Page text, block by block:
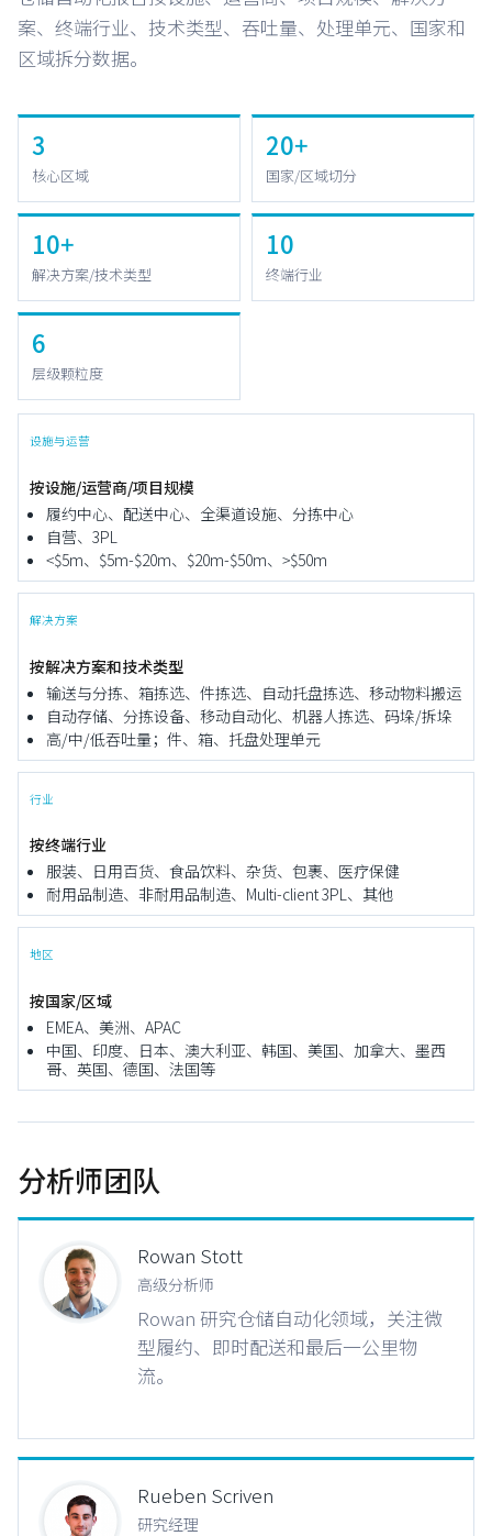
案、终端行业、技术类型、吞吐量、处理单元、国家和
区域拆分数据。
3
核心区域
20+
国家/区域切分
10+
解决方案/技术类型
10
终端行业
6
层级颗粒度
设施与运营
按设施/运营商/项目规模
履约中心、配送中心、全渠道设施、分拣中心
自营、3PL
<$5m、$5m-$20m、$20m-$50m、>$50m
解决方案
按解决方案和技术类型
输送与分拣、箱拣选、件拣选、自动托盘拣选、移动物料搬运
自动存储、分拣设备、移动自动化、机器人拣选、码垛/拆垛
高/中/低吞吐量；件、箱、托盘处理单元
行业
按终端行业
服装、日用百货、食品饮料、杂货、包裹、医疗保健
耐用品制造、非耐用品制造、Multi-client 3PL、其他
地区
按国家/区域
EMEA、美洲、APAC
中国、印度、日本、澳大利亚、韩国、美国、加拿大、墨西
哥、英国、德国、法国等
分析师团队
Rowan Stott
高级分析师
Rowan 研究仓储自动化领域，关注微
型履约、即时配送和最后一公里物
流。
Rueben Scriven
研究经理